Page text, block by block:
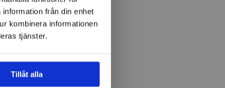
från din enhet
kombinera informationen
tjänster.
Tillåt alla